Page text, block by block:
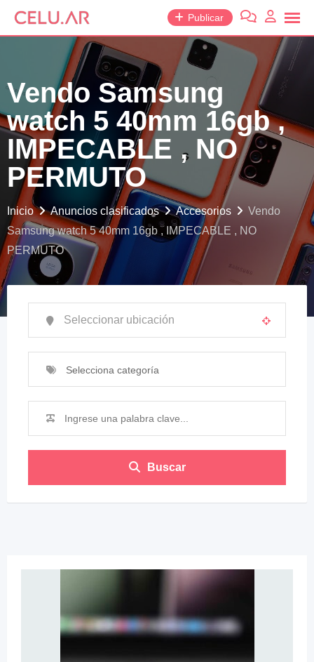
saltar
Publicar
Vendo Samsung
watch 5 40mm 16gb ,
IMPECABLE , NO
PERMUTO
Inicio Anuncios clasificados Accesorios
Vendo
Samsung watch 5 40mm 16gb , IMPECABLE , NO
PERMUTO
Selecciona categoría
Buscar